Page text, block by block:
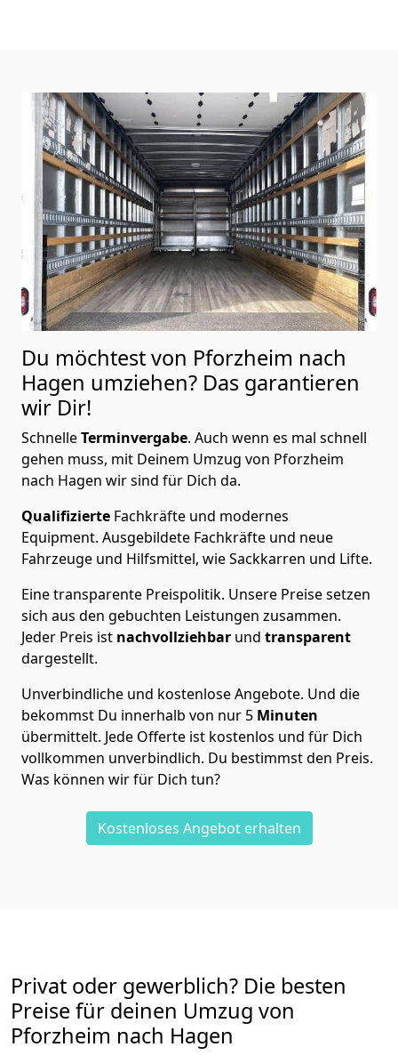
Du möchtest von Pforzheim nach
Hagen umziehen? Das garantieren
wir Dir!
SchnelleTerminvergabe. Auch wenn es mal schnell
gehen muss, mit Deinem Umzug von Pforzheim
nach Hagen wir sind für Dich da.
Qualifizierte Fachkräfte und modernes
Equipment. Ausgebildete Fachkräfte und neue
Fahrzeuge und Hilfsmittel, wie Sackkarren und Lifte.
Eine transparente Preispolitik. Unsere Preise setzen
sich aus den gebuchten Leistungen zusammen.
Jeder Preis ist nachvollziehbar und transparent
dargestellt.
Unverbindliche und kostenlose Angebote. Und die
bekommst Du innerhalb von nur 5 Minuten
übermittelt. Jede Offerte ist kostenlos und für Dich
vollkommen unverbindlich. Du bestimmst den Preis.
Was können wir für Dich tun?
Kostenloses Angebot erhalten
Privat oder gewerblich? Die besten
Preise für deinen Umzug von
Pforzheim nach Hagen